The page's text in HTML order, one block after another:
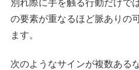
別れ際に手を触る行動だけで
の要素が重なるほど脈ありの
ます。
次のようなサインが複数ある